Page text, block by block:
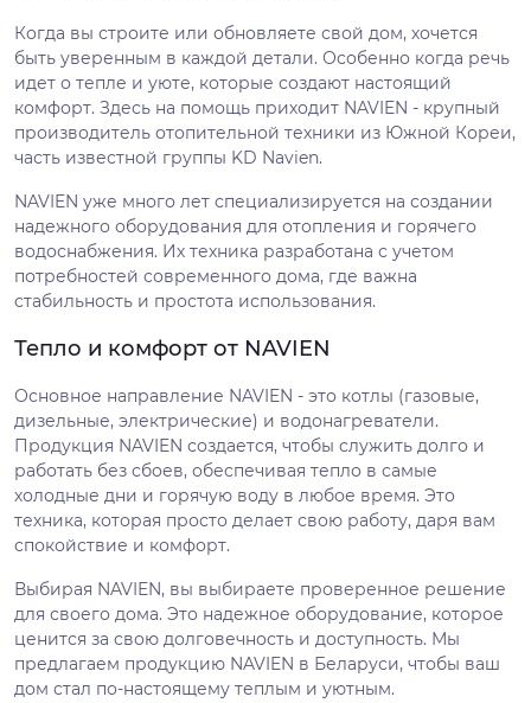
Когда вы строите или обновляете свой дом, хочется
быть уверенным в каждой детали. Особенно когда речь
идет о тепле и уюте, которые создают настоящий
комфорт. Здесь на помощь приходит NAVIEN - крупный
производитель отопительной техники из Южной Кореи,
часть известной группы KD Navien.
NAVIEN уже много лет специализируется на создании
надежного оборудования для отопления и горячего
водоснабжения. Их техника разработана с учетом
потребностей современного дома, где важна
стабильность и простота использования.
Тепло и комфорт от NAVIEN
Основное направление NAVIEN - это котлы (газовые,
дизельные, электрические) и водонагреватели.
Продукция NAVIEN создается, чтобы служить долго и
работать без сбоев, обеспечивая тепло в самые
холодные дни и горячую воду в любое время. Это
техника, которая просто делает свою работу, даря вам
спокойствие и комфорт.
Выбирая NAVIEN, вы выбираете проверенное решение
для своего дома. Это надежное оборудование, которое
ценится за свою долговечность и доступность. Мы
предлагаем продукцию NAVIEN в Беларуси, чтобы ваш
дом стал по-настоящему теплым и уютным.